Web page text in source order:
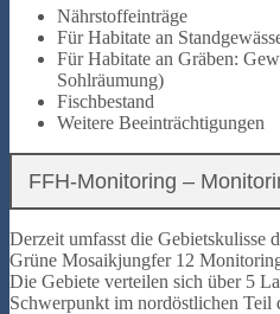
Nährstoffeinträge
Für Habitate an
Für Habitate an Gräben:
Sohlräumung)
Fischbestand
Weitere Beeinträchtigungen
FFH-Monitoring –
Derzeit umfasst die Gebietskulisse
Grüne Mosaikjungfer 12
Die Gebiete verteilen sich über 5
Schwerpunkt im nordöstlichen Teil